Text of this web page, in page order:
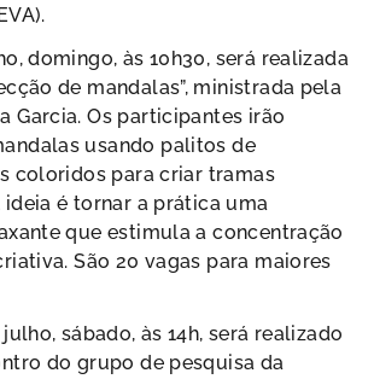
domingo, às 10h30, será realizada
de mandalas”, ministrada pela
Garcia. Os participantes irão
usando palitos de
coloridos para criar tramas
é tornar a prática uma
que estimula a concentração
São 20 vagas para maiores
sábado, às 14h, será realizado
do grupo de pesquisa da